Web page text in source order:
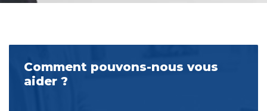
Comment pouvons-nous vous
aider ?